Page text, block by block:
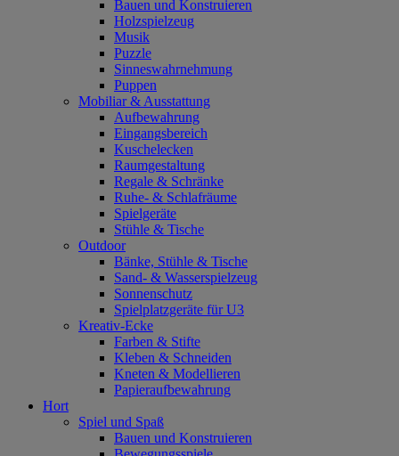
Bauen und Konstruieren
Holzspielzeug
Musik
Puzzle
Sinneswahrnehmung
Puppen
Mobiliar & Ausstattung
Aufbewahrung
Eingangsbereich
Kuschelecken
Raumgestaltung
Regale & Schränke
Ruhe- & Schlafräume
Spielgeräte
Stühle & Tische
Outdoor
Bänke, Stühle & Tische
Sand- & Wasserspielzeug
Sonnenschutz
Spielplatzgeräte für U3
Kreativ-Ecke
Farben & Stifte
Kleben & Schneiden
Kneten & Modellieren
Papieraufbewahrung
Hort
Spiel und Spaß
Bauen und Konstruieren